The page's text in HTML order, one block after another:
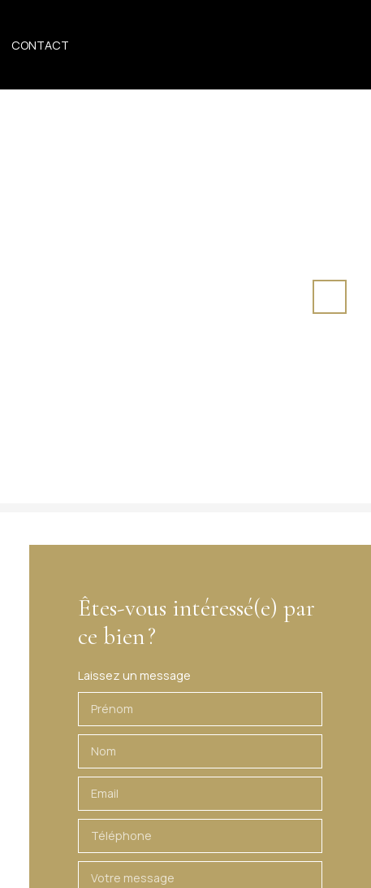
CONTACT
Êtes-vous intéressé(e) par
ce bien ?
Laissez un message
Prénom
Nom
Email
Téléphone
Votre message